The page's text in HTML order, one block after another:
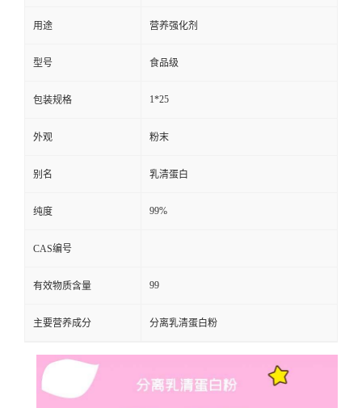
用途 营养强化剂
型号 食品级
包装规格 1*25
外观 粉末
别名 乳清蛋白
纯度 99%
CAS编号
有效物质含量 99
主要营养成分 分离乳清蛋白粉